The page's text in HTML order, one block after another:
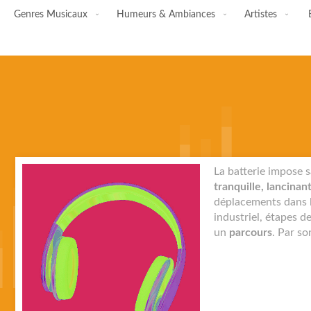
Genres Musicaux Humeurs & Ambiances Artistes
images
gallery
La batterie impose
tranquille,
déplacements dans
industriel, étapes
un parcours. Par